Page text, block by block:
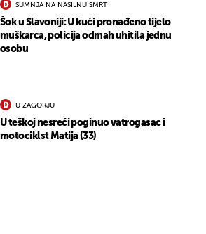
SUMNJA NA NASILNU SMRT
Šok u Slavoniji: U kući pronađeno tijelo
muškarca, policija odmah uhitila jednu
osobu
U ZAGORJU
U teškoj nesreći poginuo vatrogasac i
motociklst Matija (33)